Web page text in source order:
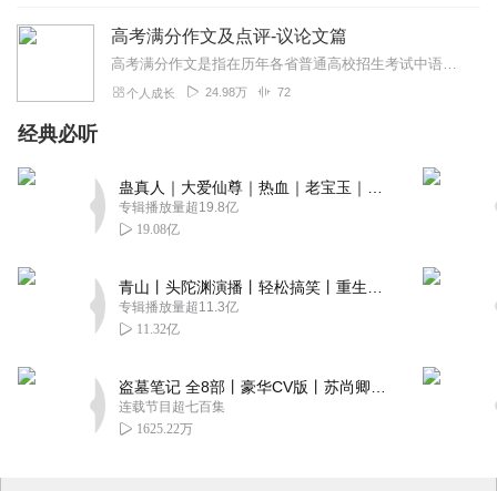
高考满分作文及点评-议论文篇
高考满分作文是指在历年各省普通高校招生考试中语文试卷作文部分成绩获得满分的文章。高考作文历来是社会关注的话题。据媒体报道，多省高考阅卷结束，满分作文凤毛...
个人成长 24.98万 72
经典必听
专辑播放量超19.8亿
19.08亿
专辑播放量超11.3亿
11.32亿
连载节目超七百集
1625.22万